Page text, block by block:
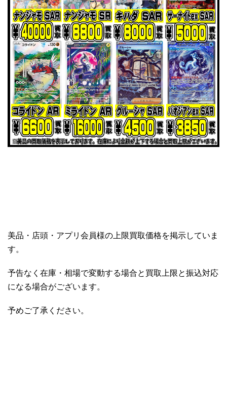
美品・店頭・アプリ会員様の上限買取価格を掲示していま
す。
予告なく在庫・相場で変動する場合と買取上限と振込対応
になる場合がございます。
予めご了承ください。